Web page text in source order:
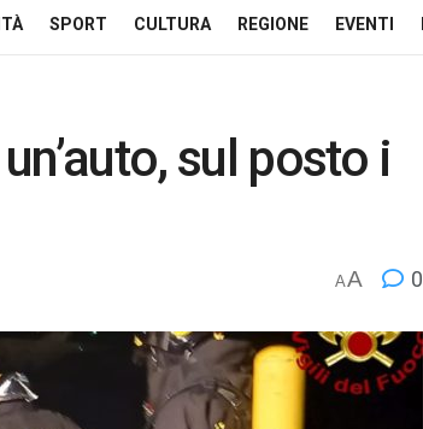
SPORT CULTURA REGIONE EVENTI
sul posto i
AA 0